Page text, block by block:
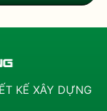
KẾ XÂY DỰNG